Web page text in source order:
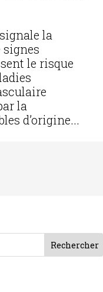
la
signes
le risque
la
d’origine...